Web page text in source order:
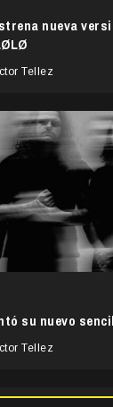
nueva
Tellez
su nuevo
Tellez